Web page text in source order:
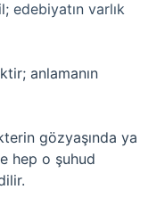
edebiyatın varlık
anlamanın
gözyaşında ya
hep o şuhud